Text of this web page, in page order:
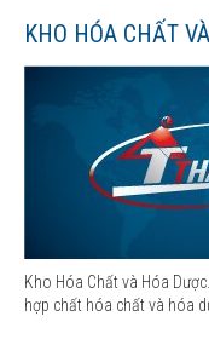
KHO HÓA CHẤT
Kho Hóa Chất và Hóa
hợp chất hóa chất và hóa